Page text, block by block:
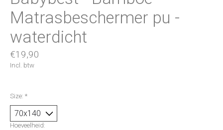
Matrasbeschermer pu -
waterdicht
€19,90
Incl. btw
Size: *
Hoeveelheid: